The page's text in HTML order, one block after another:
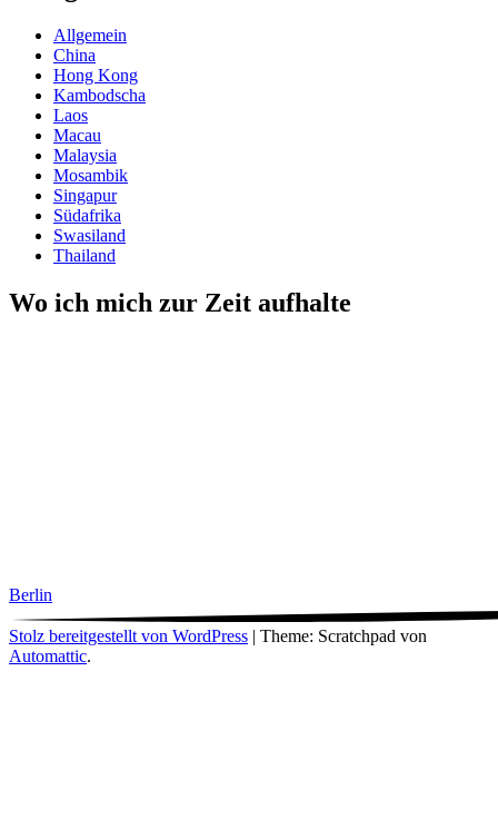
Allgemein
China
Hong Kong
Kambodscha
Laos
Macau
Malaysia
Mosambik
Singapur
Südafrika
Swasiland
Thailand
Wo ich mich zur Zeit aufhalte
Berlin
Stolz bereitgestellt von WordPress | Theme: Scratchpad von
Automattic.